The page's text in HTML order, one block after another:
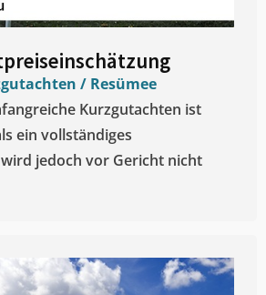
/ Resümee
Kurzgutachten ist
ein vollständiges
jedoch vor Gericht nicht